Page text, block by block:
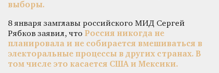
выборы.
8 января замглавы российского МИД Сергей
Рябков заявил, что Россия никогда не
планировала и не собирается вмешиваться в
электоральные процессы в других странах. В
том числе это касается США и Мексики.